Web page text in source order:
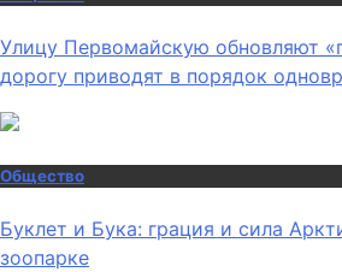
Улицу Первомайскую обновляют
дорогу приводят в порядок
Общество
Буклет и Бука: грация и сила
зоопарке